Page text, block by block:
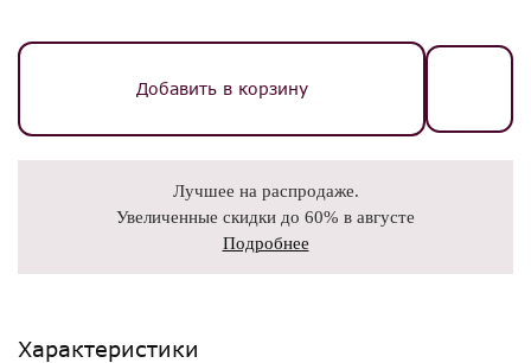
Добавить в корзину
Лучшее на распродаже.
Увеличенные скидки до 60% в августе
Подробнее
Характеристики